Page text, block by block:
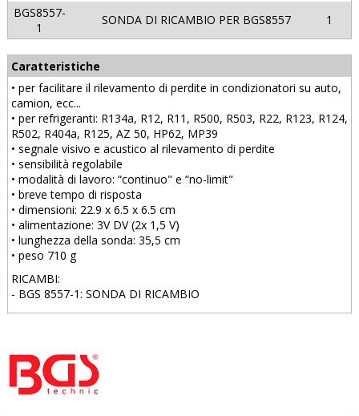
BGS8557-
1
SONDA DI RICAMBIO PER BGS8557 1
Caratteristiche
• per facilitare il rilevamento di perdite in condizionatori su auto,
camion, ecc...
• per refrigeranti: R134a, R12, R11, R500, R503, R22, R123, R124,
R502, R404a, R125, AZ 50, HP62, MP39
• segnale visivo e acustico al rilevamento di perdite
• sensibilità regolabile
• modalità di lavoro: “continuo" e “no-limit"
• breve tempo di risposta
• dimensioni: 22.9 x 6.5 x 6.5 cm
• alimentazione: 3V DV (2x 1,5 V)
• lunghezza della sonda: 35,5 cm
• peso 710 g
RICAMBI:
- BGS 8557-1: SONDA DI RICAMBIO